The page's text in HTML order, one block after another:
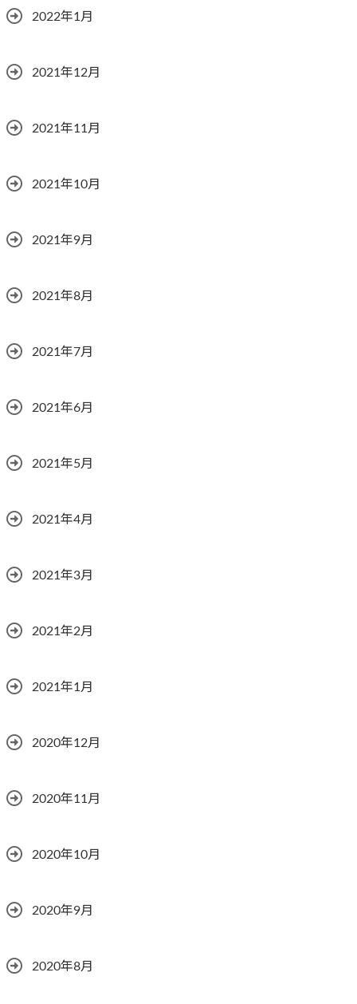
2022年1月
2021年12月
2021年11月
2021年10月
2021年9月
2021年8月
2021年7月
2021年6月
2021年5月
2021年4月
2021年3月
2021年2月
2021年1月
2020年12月
2020年11月
2020年10月
2020年9月
2020年8月